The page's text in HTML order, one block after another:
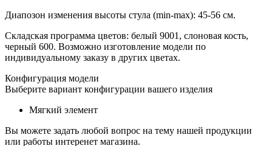
Диапозон изменения высоты стула (min-max): 45-56 cм.
Складская программа цветов: белый 9001, слоновая кость,
черный 600. Возможно изготовление модели по
индивидуальному заказу в других цветах.
Конфигурация модели
Выберите вариант конфигурации вашего изделия
Мягкий элемент
Вы можете задать любой вопрос на тему нашей продукции
или работы интеренет магазина.